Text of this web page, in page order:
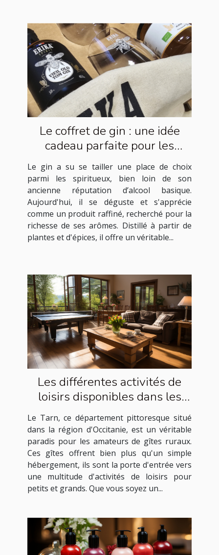
Le coffret de gin : une idée
cadeau parfaite pour les
amateurs de spiritueux
Le gin a su se tailler une place de choix
parmi les spiritueux, bien loin de son
ancienne réputation d’alcool basique.
Aujourd'hui, il se déguste et s'apprécie
comme un produit raffiné, recherché pour la
richesse de ses arômes. Distillé à partir de
plantes et d'épices, il offre un véritable...
Les différentes activités de
loisirs disponibles dans les
gîtes ruraux du Tarn
Le Tarn, ce département pittoresque situé
dans la région d'Occitanie, est un véritable
paradis pour les amateurs de gîtes ruraux.
Ces gîtes offrent bien plus qu'un simple
hébergement, ils sont la porte d'entrée vers
une multitude d'activités de loisirs pour
petits et grands. Que vous soyez un...